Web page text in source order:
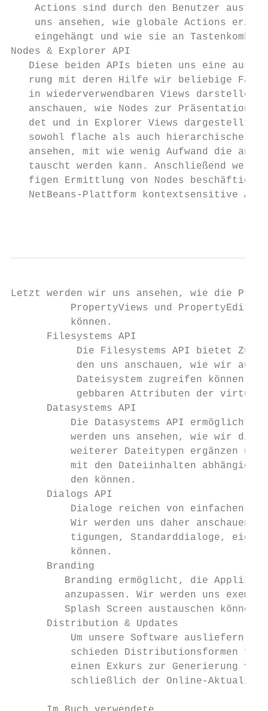
Actions sind durch den Benutzer
uns ansehen, wie globale Actions
eingehängt und wie sie an
Nodes & Explorer API
Diese beiden APIs bieten uns eine
rung mit deren Hilfe wir beliebige
in wiederverwendbaren Views darstellen
anschauen, wie Nodes zur Präsentation
det und in Explorer Views dargestellt
sowohl flache als auch hierarchische
ansehen, mit wie wenig Aufwand die
tauscht werden kann. Anschließend
figen Ermittlung von Nodes beschäftigen
NetBeans-Plattform kontextsensitive
Letzt werden wir uns ansehen, wie die
PropertyViews und
          können.
      Filesystems API
Die Filesystems API bietet
den uns anschauen, wie wir auf
Dateisystem zugreifen können.
gebbaren Attributen der
      Datasystems API
Die Datasystems API ermöglicht
werden uns ansehen, wie wir die
weiterer Dateitypen ergänzen
mit den Dateiinhalten abhängig
          den können.
      Dialogs API
Dialoge reichen von einfachen
Wir werden uns daher anschauen,
tigungen, Standarddialoge,
          können.
      Branding
Branding ermöglicht, die
anzupassen. Wir werden uns
         Splash Screen austauschen können.
      Distribution & Updates
Um unsere Software ausliefern
schieden Distributionsformen
einen Exkurs zur Generierung von
schließlich der Online-